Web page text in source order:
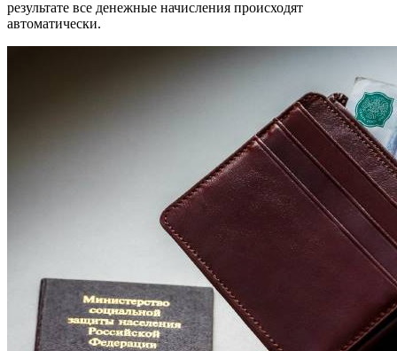
результате все денежные начисления происходят
автоматически.